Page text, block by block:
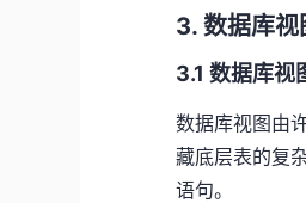
3. 数据库视
3.1 数据库视
数据库视图由
藏底层表的复
语句。